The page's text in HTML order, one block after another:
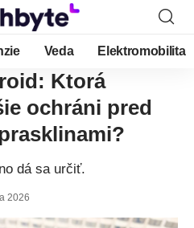
Veda Elektromobilita
Ktorá
ochráni pred
dá sa určiť.
2026